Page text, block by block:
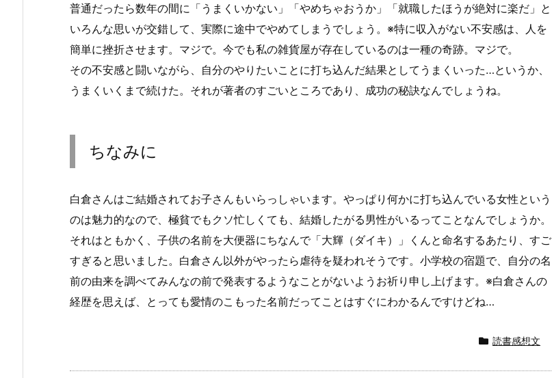
普通だったら数年の間に「うまくいかない」「やめちゃおうか」「就職したほうが絶対に楽だ」と
いろんな思いが交錯して、実際に途中でやめてしまうでしょう。※特に収入がない不安感は、人を
簡単に挫折させます。マジで。今でも私の雑貨屋が存在しているのは一種の奇跡。マジで。
その不安感と闘いながら、自分のやりたいことに打ち込んだ結果としてうまくいった…というか、
うまくいくまで続けた。それが著者のすごいところであり、成功の秘訣なんでしょうね。
ちなみに
白倉さんはご結婚されてお子さんもいらっしゃいます。やっぱり何かに打ち込んでいる女性という
のは魅力的なので、極貧でもクソ忙しくても、結婚したがる男性がいるってことなんでしょうか。
それはともかく、子供の名前を大便器にちなんで「大輝（ダイキ）」くんと命名するあたり、すご
すぎると思いました。白倉さん以外がやったら虐待を疑われそうです。小学校の宿題で、自分の名
前の由来を調べてみんなの前で発表するようなことがないようお祈り申し上げます。※白倉さんの
経歴を思えば、とっても愛情のこもった名前だってことはすぐにわかるんですけどね…
読書感想文